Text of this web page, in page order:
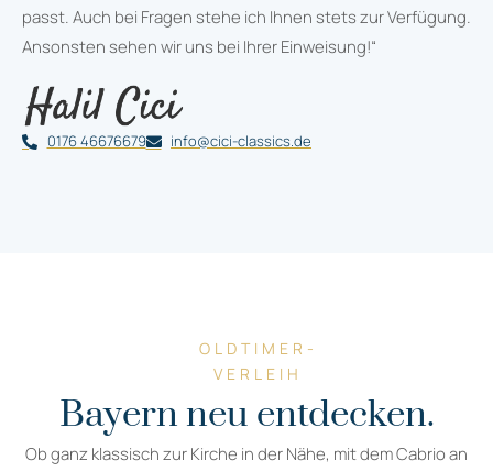
passt. Auch bei Fragen stehe ich Ihnen stets zur Verfügung.
Ansonsten sehen wir uns bei Ihrer Einweisung!“
0176 46676679 info@cici-classics.de
OLDTIMER-
VERLEIH
Bayern neu entdecken.
Ob ganz klassisch zur Kirche in der Nähe, mit dem Cabrio an